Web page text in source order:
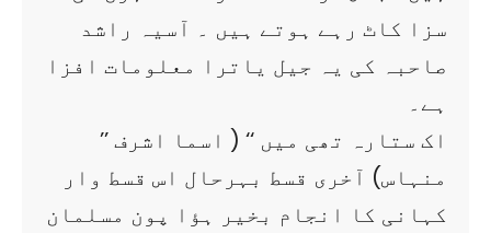
سزا کاٹ رہے ہوتے ہیں ۔ آسیہ راشد
صاحبہ کی یہ جیل یاترا معلومات افزا
ہے۔
’’ اک ستارہ تھی میں ‘‘ ( اسما اشرف
منہاس) آخری قسط بہرحال اس قسط وار
کہانی کا انجام بخیر ہؤا پون مسلمان